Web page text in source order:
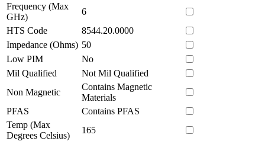
Frequency (Max
GHz)
6
HTS Code
8544.20.0000
Impedance (Ohms) 50
Low PIM
No
Mil Qualified
Not Mil Qualified
Non Magnetic
Contains Magnetic
Materials
PFAS
Contains PFAS
Temp (Max
Degrees Celsius)
165